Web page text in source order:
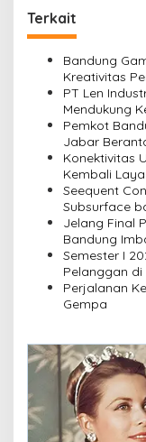
g
a
Terkait
Bandung
Kreativitas
PT Len
Mendukung
Pemkot
Jabar
Konektivitas
Kembali
Seequent
Subsurface
Infrastruktur
Jelang Final
Bandung
Stasiun
Semester I
Pelanggan
Perjalanan
Gempa